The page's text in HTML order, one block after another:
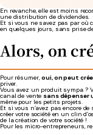
En revanche, elle est moins
une distribution de dividendes.
Et si vous ne savez pas par où
en quelques jours, sans prise
Alors, on
Pour résumer,oui, on peut
priver.
Vous avez un produit sympa ?
canal de vente sans dépenser
même pour les petits projets.
Et si vous n’avez pas encore
créer votre société en un clin
de la création de votre société !
Pour les micro-entrepreneurs,